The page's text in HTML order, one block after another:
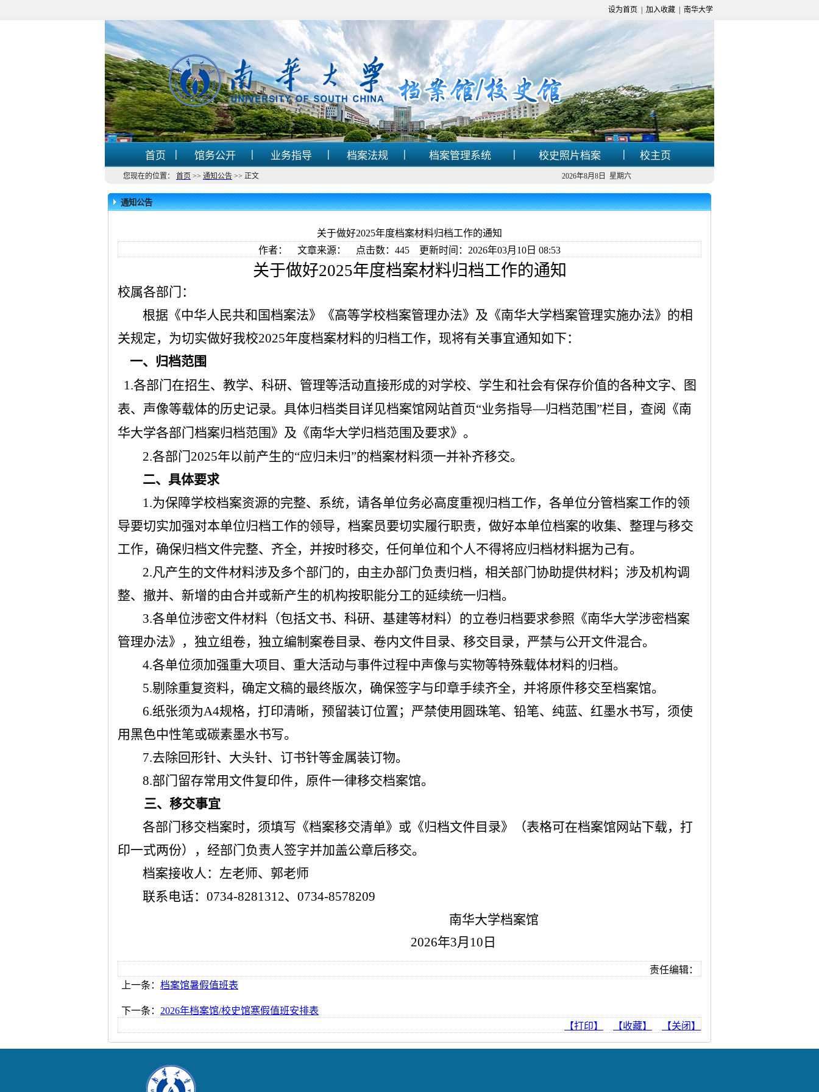
设为首页 加入收藏 南华大学
首页 | 馆务公开 | 业务指导 | 档案法规 | 档案管理系统 | 校史照片档案 | 校主页
您现在的位置： 首页 >> 通知公告 >> 正文 2026年8月8日 星期六
通知公告
关于做好2025年度档案材料归档工作的通知
作者： 文章来源： 点击数： 445 更新时间：2026年03月10日 08:53
关于做好2025年度档案材料归档工作的通知
校属各部门：
根据《中华人民共和国档案法》《高等学校档案管理办法》及《南华大学档案管理实施办法》的相
关规定，为切实做好我校2025年度档案材料的归档工作，现将有关事宜通知如下：
一、归档范围
1.各部门在招生、教学、科研、管理等活动直接形成的对学校、学生和社会有保存价值的各种文字、图
表、声像等载体的历史记录。 具体归档类目详见档案馆网站首页“业务指导—归档范围”栏目，查阅《南
华大学各部门档案归档范围》及《南华大学归档范围及要求》。
2.各部门2025年以前产生的“应归未归”的档案材料须一并补齐移交。
二、具体要求
1.为保障学校档案资源的完整、系统，请各单位务必高度重视归档工作，各单位分管档案工作的领
导要切实加强对本单位归档工作的领导，档案员要切实履行职责，做好本单位档案的收集、整理与移交
工作，确保归档文件完整、齐全，并按时移交，任何单位和个人不得将应归档材料据为己有。
2.凡产生的文件材料涉及多个部门的，由主办部门负责归档，相关部门协助提供材料；涉及机构调
整、撤并、新增的由合并或新产生的机构按职能分工的延续统一归档。
3.各单位涉密文件材料（包括文书、科研、基建等材料）的立卷归档要求参照《南华大学涉密档案
管理办法》，独立组卷，独立编制案卷目录、卷内文件目录、移交目录，严禁与公开文件混合。
4.各单位须加强重大项目、重大活动与事件过程中声像与实物等特殊载体材料的归档。
5.剔除重复资料，确定文稿的最终版次，确保签字与印章手续齐全，并将原件移交至档案馆。
6.纸张须为A4规格，打印清晰，预留装订位置；严禁使用圆珠笔、铅笔、纯蓝、 红墨水书写，须使
用黑色中性笔或碳素墨水书写。
7.去除回形针、大头针、订书针等金属装订物。
8.部门留存常用文件复印件，原件一律移交档案馆。
三、移交事宜
各部门移交档案时，须填写《档案移交清单》或《归档文件目录》（表格可在档案馆网站下载，打
印一式两份），经部门负责人签字并加盖公章后移交。
档案接收人 ：左老师、 郭老师
联系电话： 0734-8281312、 0734-8578209
南华大学档案馆
2026年3月 10 日
责任编辑：
上一条： 档案馆暑假值班表
下一条： 2026年档案馆/校史馆寒假值班安排表
【打印】
【收藏】 【关闭】